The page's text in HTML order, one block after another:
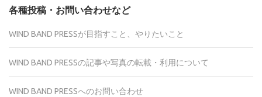
各種投稿・お問い合わせなど
WIND BAND PRESSが目指すこと、やりたいこと
WIND BAND PRESSの記事や写真の転載・利用について
WIND BAND PRESSへのお問い合わせ